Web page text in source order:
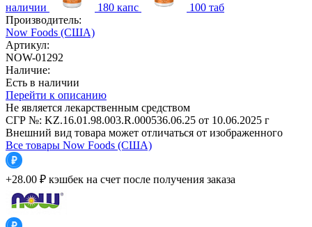
наличии 180 капс
100 таб
Производитель:
Now Foods (США)
Артикул:
NOW-01292
Наличие:
Есть в наличии
Перейти к описанию
Не является лекарственным средством
СГР №: KZ.16.01.98.003.R.000536.06.25 от 10.06.2025 г
Внешний вид товара может отличаться от изображенного
Все товары Now Foods (США)
+28.00 ₽ кэшбек на счет после получения заказа